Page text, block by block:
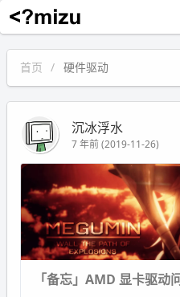
沉冰浮水
首页 硬件驱动
沉冰浮水
7 年前 (2019-11-26)
「备忘」AMD 显卡驱动